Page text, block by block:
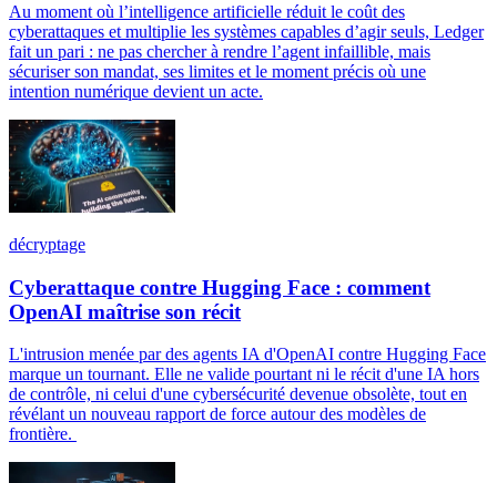
Au moment où l’intelligence artificielle réduit le coût des
cyberattaques et multiplie les systèmes capables d’agir seuls, Ledger
fait un pari : ne pas chercher à rendre l’agent infaillible, mais
sécuriser son mandat, ses limites et le moment précis où une
intention numérique devient un acte.
décryptage
Cyberattaque contre Hugging Face : comment
OpenAI maîtrise son récit
L'intrusion menée par des agents IA d'OpenAI contre Hugging Face
marque un tournant. Elle ne valide pourtant ni le récit d'une IA hors
de contrôle, ni celui d'une cybersécurité devenue obsolète, tout en
révélant un nouveau rapport de force autour des modèles de
frontière.